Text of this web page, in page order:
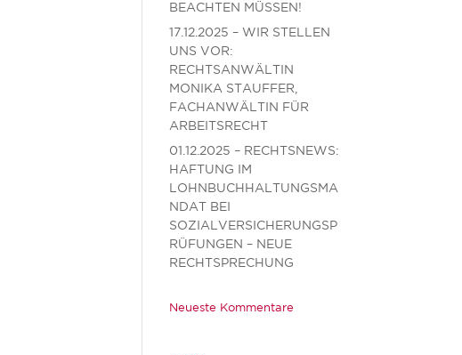
BEACHTEN MÜSSEN!
17.12.2025 – WIR STELLEN
UNS VOR:
RECHTSANWÄLTIN
MONIKA STAUFFER,
FACHANWÄLTIN FÜR
ARBEITSRECHT
01.12.2025 – RECHTSNEWS:
HAFTUNG IM
LOHNBUCHHALTUNGSMA
NDAT BEI
SOZIALVERSICHERUNGSP
RÜFUNGEN – NEUE
RECHTSPRECHUNG
Neueste Kommentare